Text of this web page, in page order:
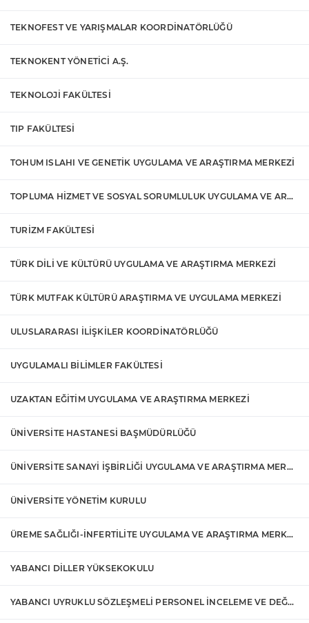
TEKNOFEST VE YARIŞMALAR KOORDİNATÖRLÜĞÜ
TEKNOKENT YÖNETİCİ A.Ş.
TEKNOLOJİ FAKÜLTESİ
TIP FAKÜLTESİ
TOHUM ISLAHI VE GENETİK UYGULAMA VE ARAŞTIRMA MERKEZİ
TOPLUMA HİZMET VE SOSYAL SORUMLULUK UYGULAMA VE ARAŞTIRMA MERKEZİ
TURİZM FAKÜLTESİ
TÜRK DİLİ VE KÜLTÜRÜ UYGULAMA VE ARAŞTIRMA MERKEZİ
TÜRK MUTFAK KÜLTÜRÜ ARAŞTIRMA VE UYGULAMA MERKEZİ
ULUSLARARASI İLİŞKİLER KOORDİNATÖRLÜĞÜ
UYGULAMALI BİLİMLER FAKÜLTESİ
UZAKTAN EĞİTİM UYGULAMA VE ARAŞTIRMA MERKEZİ
ÜNİVERSİTE HASTANESİ BAŞMÜDÜRLÜĞÜ
ÜNİVERSİTE SANAYİ İŞBİRLİĞİ UYGULAMA VE ARAŞTIRMA MERKEZİ
ÜNİVERSİTE YÖNETİM KURULU
ÜREME SAĞLIĞI-İNFERTİLİTE UYGULAMA VE ARAŞTIRMA MERKEZİ
YABANCI DİLLER YÜKSEKOKULU
YABANCI UYRUKLU SÖZLEŞMELİ PERSONEL İNCELEME VE DEĞERLENDİRME KOMİSYONU